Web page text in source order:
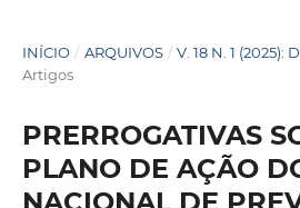
INÍCIO / ARQUIVOS / V. 18 N. 1 (2025):
Artigos
PRERROGATIVAS
PLANO DE AÇÃO